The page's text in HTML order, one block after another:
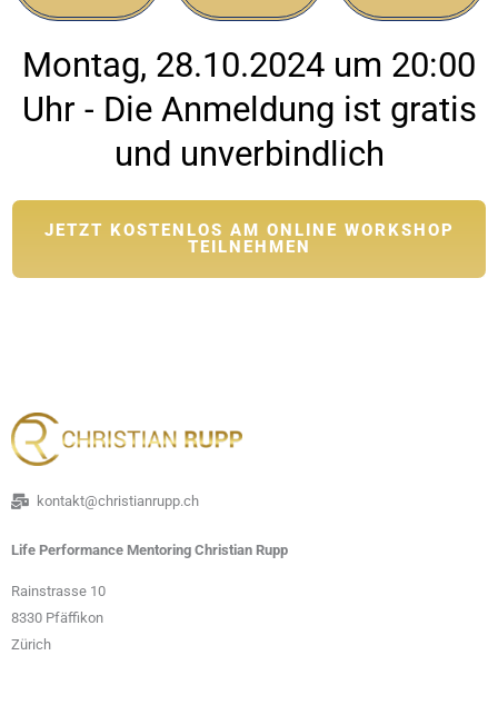
Montag, 28.10.2024 um 20:00
Uhr - Die Anmeldung ist gratis
und unverbindlich
JETZT KOSTENLOS AM ONLINE WORKSHOP
TEILNEHMEN
kontakt@christianrupp.ch
Life Performance Mentoring Christian Rupp
Rainstrasse 10
8330 Pfäffikon
Zürich